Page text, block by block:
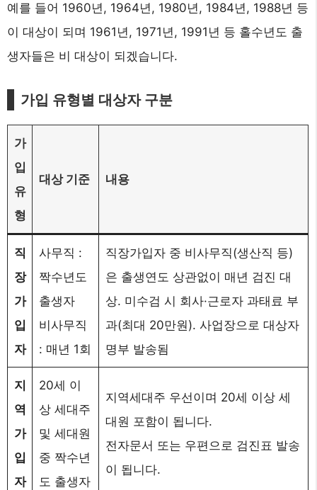
예를 들어 1960년, 1964년, 1980년, 1984년, 1988년 등
이 대상이 되며 1961년, 1971년, 1991년 등 홀수년도 출
생자들은 비 대상이 되겠습니다.
가입 유형별 대상자 구분
가
입
유
형
대상 기준 내용
직
장
가
입
자
사무직 :
짝수년도
출생자
비사무직
: 매년 1회
직장가입자 중 비사무직(생산직 등)
은 출생연도 상관없이 매년 검진 대
상. 미수검 시 회사·근로자 과태료 부
과(최대 20만원). 사업장으로 대상자
명부 발송됨​
지
역
가
입
자
20세 이
상 세대주
및 세대원
중 짝수년
도 출생자
지역세대주 우선이며 20세 이상 세
대원 포함이 됩니다.
전자문서 또는 우편으로 검진표 발송​
이 됩니다.